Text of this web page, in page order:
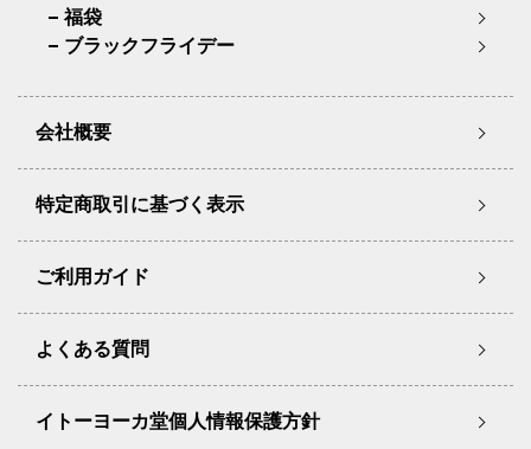
福袋
ブラックフライデー
会社概要
特定商取引に基づく表示
ご利用ガイド
よくある質問
イトーヨーカ堂個人情報保護方針